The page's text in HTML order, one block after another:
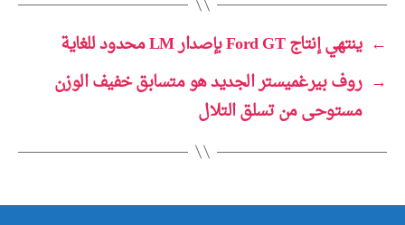
← ينتهي إنتاج Ford GT بإصدار LM محدود للغاية
→ روف بيرغميستر الجديد هو متسابق خفيف الوزن
مستوحى من تسلق التلال